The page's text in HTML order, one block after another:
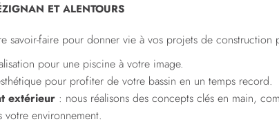
ET ALENTOURS
faire pour donner vie à vos projets de construction
pour une piscine à votre image.
pour profiter de votre bassin en un temps record.
extérieur : nous réalisons des concepts clés en main,
votre environnement.